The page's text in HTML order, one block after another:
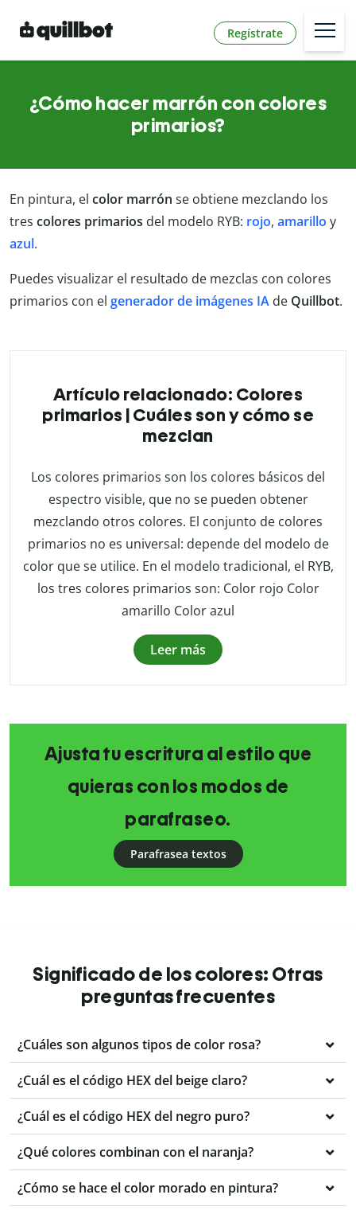
Regístrate
¿Cómo hacer marrón con colores
primarios?
En pintura, el color marrón se obtiene mezclando los
tres colores primarios del modelo RYB: rojo, amarillo y
azul.
Puedes visualizar el resultado de mezclas con colores
primarios con el generador de imágenes IA de Quillbot.
Artículo relacionado: Colores
primarios | Cuáles son y cómo se
mezclan
Los colores primarios son los colores básicos del
espectro visible, que no se pueden obtener
mezclando otros colores. El conjunto de colores
primarios no es universal: depende del modelo de
color que se utilice. En el modelo tradicional, el RYB,
los tres colores primarios son: Color rojo Color
amarillo Color azul
Leer más
Ajusta tu escritura al estilo que
quieras con los modos de
parafraseo.
Parafrasea textos
Significado de los colores: Otras
preguntas frecuentes
¿Cuáles son algunos tipos de color rosa?
¿Cuál es el código HEX del beige claro?
¿Cuál es el código HEX del negro puro?
¿Qué colores combinan con el naranja?
¿Cómo se hace el color morado en pintura?